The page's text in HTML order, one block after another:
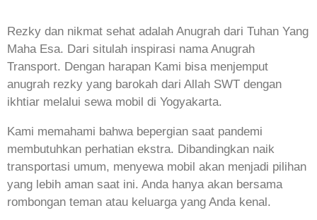
Rezky dan nikmat sehat adalah Anugrah dari Tuhan Yang
Maha Esa. Dari situlah inspirasi nama Anugrah
Transport. Dengan harapan Kami bisa menjemput
anugrah rezky yang barokah dari Allah SWT dengan
ikhtiar melalui sewa mobil di Yogyakarta.
Kami memahami bahwa bepergian saat pandemi
membutuhkan perhatian ekstra. Dibandingkan naik
transportasi umum, menyewa mobil akan menjadi pilihan
yang lebih aman saat ini. Anda hanya akan bersama
rombongan teman atau keluarga yang Anda kenal.